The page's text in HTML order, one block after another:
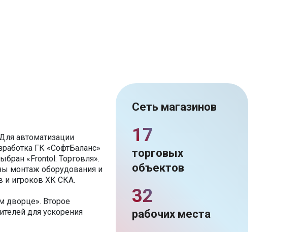
автоматизации
ГК «СофтБаланс»
«Frontol: Торговля».
монтаж оборудования и
и игроков ХК СКА.
дворце». Второе
для ускорения
Сеть магазинов
17
торговых
объектов
32
рабочих места